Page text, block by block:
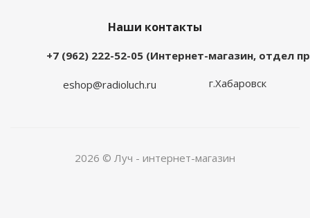
Наши контакты
+7 (962) 222-52-05 (Интернет-магазин, отдел
eshop@radioluch.ru г.Хабаровск
2026 © Луч - интернет-магазин